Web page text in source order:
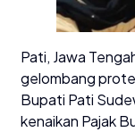
Pati, Jawa
gelombang
Bupati Pati
kenaikan Pajak